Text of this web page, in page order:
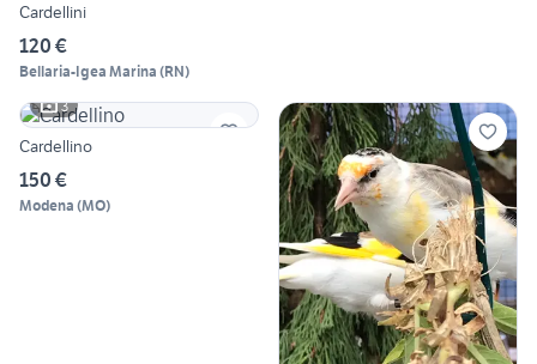
Cardellini
120 €
Bellaria-Igea Marina (RN)
3
Cardellino
150 €
Modena (MO)